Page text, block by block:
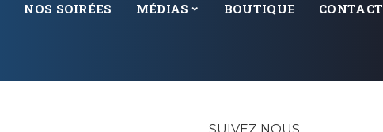
NOS SOIRÉES MÉDIAS BOUTIQUE CONTACT